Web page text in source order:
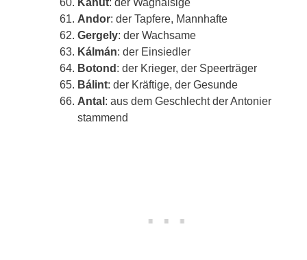
Andor: der Tapfere, Mannhafte
Gergely: der Wachsame
Kálmán: der Einsiedler
Botond: der Krieger, der Speerträger
Bálint: der Kräftige, der Gesunde
Antal: aus dem Geschlecht der Antonier
stammend